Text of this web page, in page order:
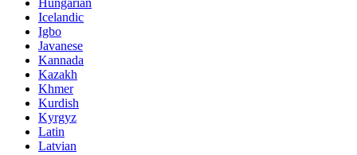
Hungarian
Icelandic
Igbo
Javanese
Kannada
Kazakh
Khmer
Kurdish
Kyrgyz
Latin
Latvian